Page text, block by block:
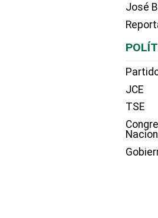
José
JCE
TSE